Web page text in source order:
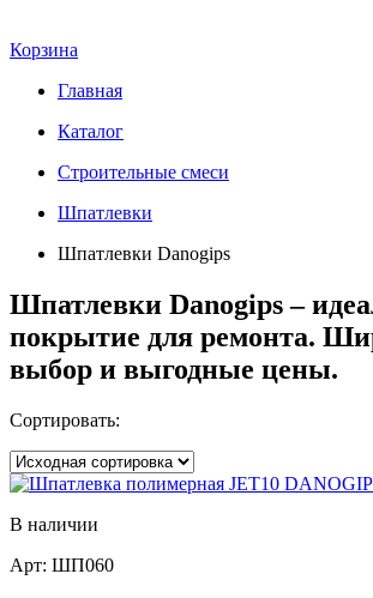
Корзина
Главная
Каталог
Строительные смеси
Шпатлевки
Шпатлевки Danogips
Шпатлевки Danogips –
покрытие для ремонта.
выбор и выгодные цены.
Сортировать:
В наличии
Арт: ШП060